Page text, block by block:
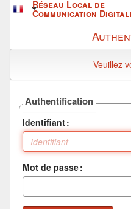
Réseau Local de
Communication
Veuillez
Authentification
Identifiant
Mot de passe